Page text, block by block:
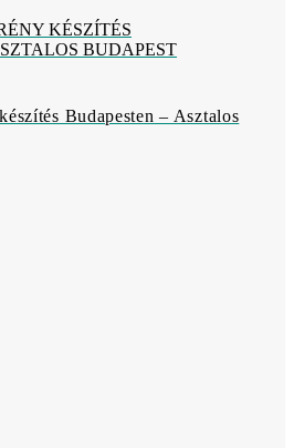
KÉSZÍTÉS
BUDAPEST
Budapesten – Asztalos